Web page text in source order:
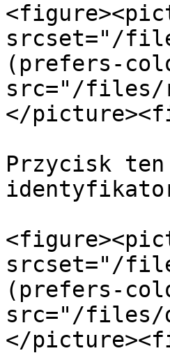
srcset="/
(prefers-
src="/files/
</
Przycisk ten
srcset="/
(prefers-
src="/files/
</